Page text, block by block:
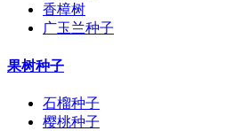
香樟树
广玉兰种子
果树种子
石榴种子
樱桃种子